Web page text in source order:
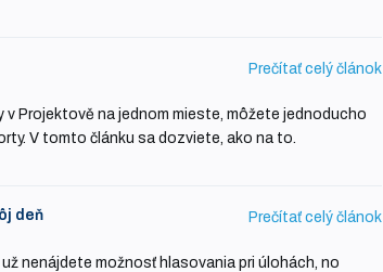
v Projektově na jednom mieste, môžete jednoducho
V tomto článku sa dozviete, ako na to.
Prečítať celý článok
deň
nenájdete možnosť hlasovania pri úlohách, no
Prečítať celý článok